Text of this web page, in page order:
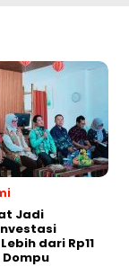
Jadi
dari Rp11
Dompu